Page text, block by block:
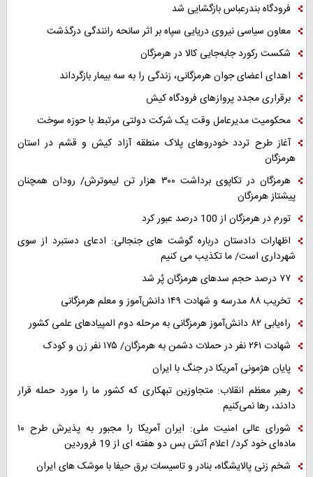
فرودگاه بندرعباس بازگشایی شد
معاون سیاسی نیروی دریایی سپاه بر اثر سانحه رانندگی درگذشت
شکست رکورد جابه‌جایی کالا در هرمزگان
اهدای اعضای جوان هرمزگانی، زندگی را به سه بیمار بازگرداند
برقراری مجدد پروازهای فرودگاه کیش
محکومیت مدیرعامل وقت یک شرکت دولتی مرتبط با حوزه سوخت
آغاز طرح تردد خودروهای پلاک منطقه آزاد کیش و قشم در استان
هرمزگان
هرمزگان در تکاپوی برداشت ۳۰۰ هزار تن لیموترش/ رودان همچنان
پیشتاز هرمزگان
تورم در هرمزگان از 100 درصد عبور کرد
اظهارات دادستان درباره گوشت های جنجالی: ادعای دستبرد از سوی
شهرداری است/ ما تکذیب می کنیم
۷۷ درصد حجم سدهای هرمزگان پُر شد
تخریب ۸۸ مدرسه و شهادت ۱۴۹ دانش‌آموز و معلم هرمزگانی
راه‌یابی ۸۲ دانش‌آموز هرمزگانی به مرحله دوم المپیادهای علمی کشور
شهادت ۲۶۱ نفر در حملات دشمن به هرمزگان/ ۱۷۵ نفر زن و کودک
پایان هژمونی آمریکا در جنگ با ایران
رهبر معظم انقلاب: متجاوزین تبهکاری که کشور ما را مورد حمله قرار
دادند، رها نمی‌کنیم
شورای عالی امنیت ملی: ایران آمریکا را مجبور به پذیرش طرح ۱۰
ماده‌ای خود کرد/ اعلام آتش بس دو هفته ای از 19 فروردین
شخم زنی پالایشگاه، بنادر و تاسیسات برق حیفا با موشک های ایران